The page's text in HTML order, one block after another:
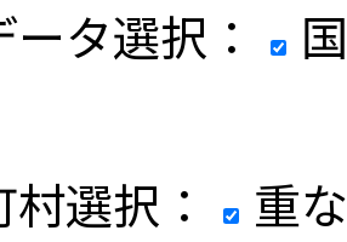
タ選択：
選択：
重